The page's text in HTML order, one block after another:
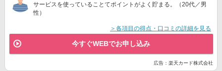
サービスを使っていることてポイントがよく貯まる。（20代／男
性）
＞各項目の得点・口コミの詳細を見る
今すぐWEBでお申し込み
広告：楽天カード株式会社